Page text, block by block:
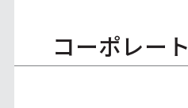
コーポレート